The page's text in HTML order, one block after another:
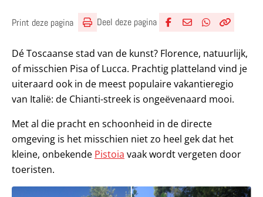
Print deze pagina Deel deze pagina
Dé Toscaanse stad van de kunst? Florence, natuurlijk,
of misschien Pisa of Lucca. Prachtig platteland vind je
uiteraard ook in de meest populaire vakantieregio
van Italië: de Chianti-streek is ongeëvenaard mooi.
Met al die pracht en schoonheid in de directe
omgeving is het misschien niet zo heel gek dat het
kleine, onbekende Pistoia vaak wordt vergeten door
toeristen.